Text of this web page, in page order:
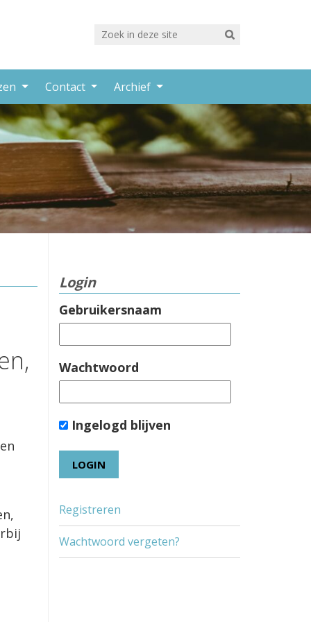
Contact Archief
Login
Gebruikersnaam
Wachtwoord
Ingelogd blijven
Registreren
Wachtwoord vergeten?